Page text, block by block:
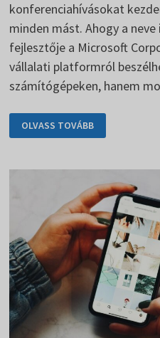
konferenciahívásokat
minden mást. Ahogy a
fejlesztője a Microsoft
vállalati platformról
számítógépeken, hanem
MICROSOFT
TEAMS
SZOLGÁL
OLVASS TOVÁBB